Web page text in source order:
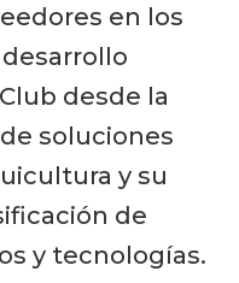
en los
desde la
soluciones
y su
de
y tecnologías.